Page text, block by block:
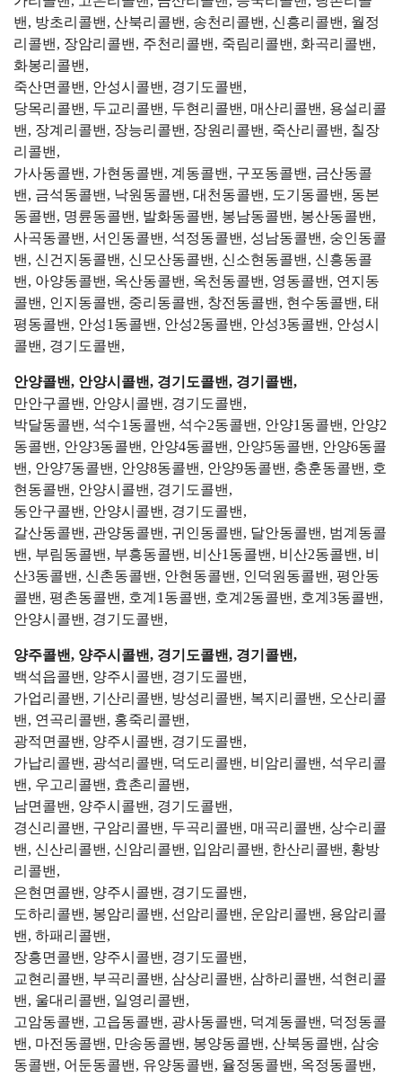
밴, 방초리콜밴, 산북리콜밴, 송천리콜밴, 신흥리콜밴, 월정
리콜밴, 장암리콜밴, 주천리콜밴, 죽림리콜밴, 화곡리콜밴,
화봉리콜밴,
죽산면콜밴, 안성시콜밴, 경기도콜밴,
당목리콜밴, 두교리콜밴, 두현리콜밴, 매산리콜밴, 용설리콜
밴, 장계리콜밴, 장능리콜밴, 장원리콜밴, 죽산리콜밴, 칠장
리콜밴,
가사동콜밴, 가현동콜밴, 계동콜밴, 구포동콜밴, 금산동콜
밴, 금석동콜밴, 낙원동콜밴, 대천동콜밴, 도기동콜밴, 동본
동콜밴, 명륜동콜밴, 발화동콜밴, 봉남동콜밴, 봉산동콜밴,
사곡동콜밴, 서인동콜밴, 석정동콜밴, 성남동콜밴, 숭인동콜
밴, 신건지동콜밴, 신모산동콜밴, 신소현동콜밴, 신흥동콜
밴, 아양동콜밴, 옥산동콜밴, 옥천동콜밴, 영동콜밴, 연지동
콜밴, 인지동콜밴, 중리동콜밴, 창전동콜밴, 현수동콜밴, 태
평동콜밴, 안성1동콜밴, 안성2동콜밴, 안성3동콜밴, 안성시
콜밴, 경기도콜밴,
안양콜밴, 안양시콜밴, 경기도콜밴, 경기콜밴,
만안구콜밴, 안양시콜밴, 경기도콜밴,
박달동콜밴, 석수1동콜밴, 석수2동콜밴, 안양1동콜밴, 안양2
동콜밴, 안양3동콜밴, 안양4동콜밴, 안양5동콜밴, 안양6동콜
밴, 안양7동콜밴, 안양8동콜밴, 안양9동콜밴, 충훈동콜밴, 호
현동콜밴, 안양시콜밴, 경기도콜밴,
동안구콜밴, 안양시콜밴, 경기도콜밴,
갈산동콜밴, 관양동콜밴, 귀인동콜밴, 달안동콜밴, 범계동콜
밴, 부림동콜밴, 부흥동콜밴, 비산1동콜밴, 비산2동콜밴, 비
산3동콜밴, 신촌동콜밴, 안현동콜밴, 인덕원동콜밴, 평안동
콜밴, 평촌동콜밴, 호계1동콜밴, 호계2동콜밴, 호계3동콜밴,
안양시콜밴, 경기도콜밴,
양주콜밴, 양주시콜밴, 경기도콜밴, 경기콜밴,
백석읍콜밴, 양주시콜밴, 경기도콜밴,
가업리콜밴, 기산리콜밴, 방성리콜밴, 복지리콜밴, 오산리콜
밴, 연곡리콜밴, 홍죽리콜밴,
광적면콜밴, 양주시콜밴, 경기도콜밴,
가납리콜밴, 광석리콜밴, 덕도리콜밴, 비암리콜밴, 석우리콜
밴, 우고리콜밴, 효촌리콜밴,
남면콜밴, 양주시콜밴, 경기도콜밴,
경신리콜밴, 구암리콜밴, 두곡리콜밴, 매곡리콜밴, 상수리콜
밴, 신산리콜밴, 신암리콜밴, 입암리콜밴, 한산리콜밴, 황방
리콜밴,
은현면콜밴, 양주시콜밴, 경기도콜밴,
도하리콜밴, 봉암리콜밴, 선암리콜밴, 운암리콜밴, 용암리콜
밴, 하패리콜밴,
장흥면콜밴, 양주시콜밴, 경기도콜밴,
교현리콜밴, 부곡리콜밴, 삼상리콜밴, 삼하리콜밴, 석현리콜
밴, 울대리콜밴, 일영리콜밴,
고암동콜밴, 고읍동콜밴, 광사동콜밴, 덕계동콜밴, 덕정동콜
밴, 마전동콜밴, 만송동콜밴, 봉양동콜밴, 산북동콜밴, 삼숭
동콜밴, 어둔동콜밴, 유양동콜밴, 율정동콜밴, 옥정동콜밴,